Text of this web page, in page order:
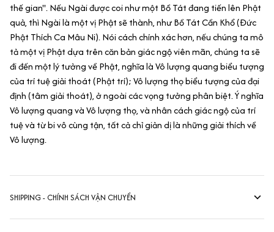
thế gian". Nếu Ngài được coi như một Bồ Tát đang tiến lên Phật
quả, thì Ngài là một vị Phật sẽ thành, như Bồ Tát Cần Khổ (Đức
Phật Thích Ca Mâu Ni). Nói cách chính xác hơn, nếu chúng ta mô
tả một vị Phật dựa trên căn bản giác ngộ viên mãn, chúng ta sẽ
đi đến một lý tưởng về Phật, nghĩa là Vô lượng quang biểu tượng
của trí tuệ giải thoát (Phật trí); Vô lượng thọ biểu tượng của đại
định (tâm giải thoát), ở ngoài các vọng tưởng phân biệt. Ý nghĩa
Vô lượng quang và Vô lượng thọ, và nhân cách giác ngộ của trí
tuệ và từ bi vô cùng tận, tất cả chỉ giản dị là những giải thích về
Vô lượng.
SHIPPING - CHÍNH SÁCH VẬN CHUYỂN